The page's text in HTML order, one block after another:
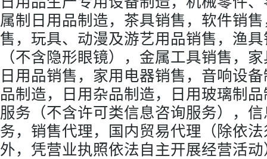
属制日用品制造，茶具销售，软件销
售，玩具、动漫及游艺用品销售，渔
（不含隐形眼镜），金属工具销售，
日用品销售，家用电器销售，音响设
品制造，日用杂品制造，日用玻璃制
服务（不含许可类信息咨询服务），
务，销售代理，国内贸易代理（除依
外，凭营业执照依法自主开展经营活